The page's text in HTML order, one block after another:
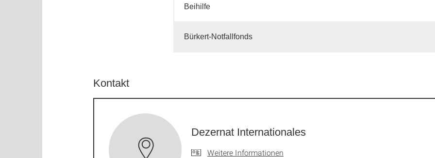
Beihilfe
Bürkert-Notfallfonds
Kontakt
Dezernat Internationales
Weitere Informationen